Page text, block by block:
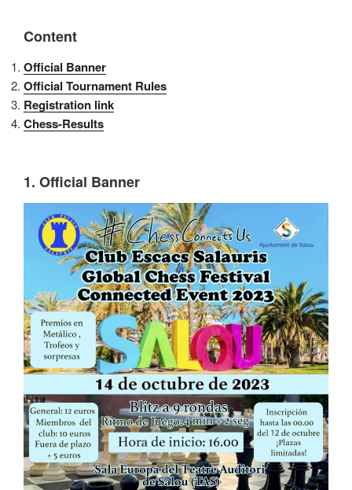
Content
Official Banner
Official Tournament Rules
Registration link
Chess-Results
1. Official Banner